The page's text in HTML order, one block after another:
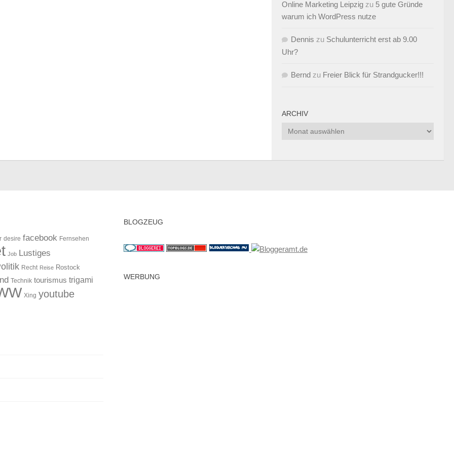
Online Marketing Leipzig zu 5 gute Gründe
warum ich WordPress nutze
Dennis zu Schulunterricht erst ab 9.00
Uhr?
Bernd zu Freier Blick für Strandgucker!!!
ARCHIV
Archiv
desire facebook Fernsehen
Job Lustiges
Recht Reise Rostock
Technik tourismus trigami
Xing youtube
BLOGZEUG
WERBUNG